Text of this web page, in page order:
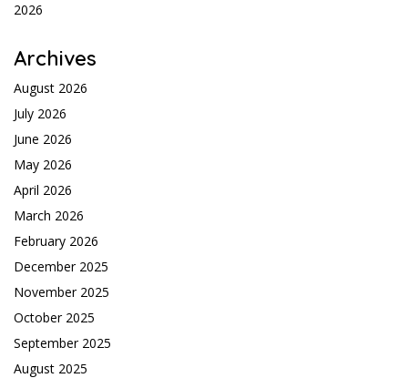
2026
Archives
August 2026
July 2026
June 2026
May 2026
April 2026
March 2026
February 2026
December 2025
November 2025
October 2025
September 2025
August 2025